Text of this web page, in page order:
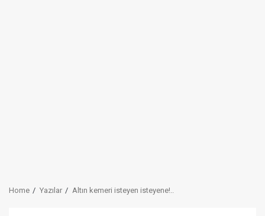
Home Yazılar Altın kemeri isteyen isteyene!..